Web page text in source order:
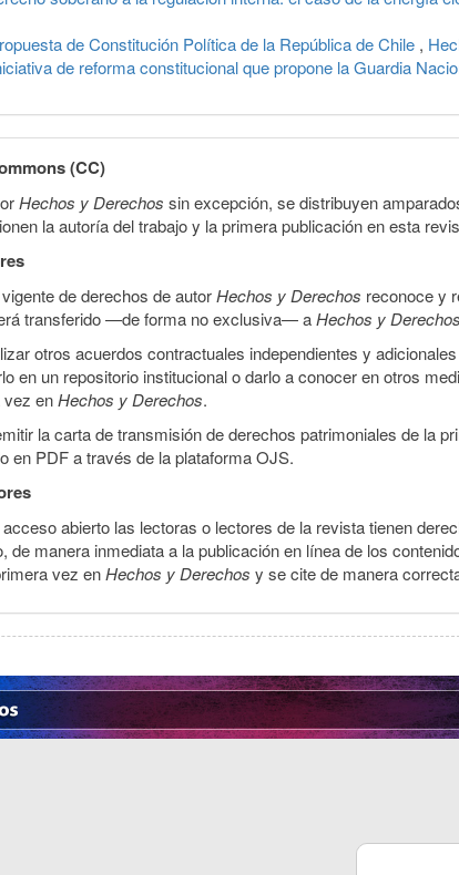
de Constitución Política de la República de Chile ,
de reforma constitucional que propone la Guardia
(CC)
Hechos y Derechos sin excepción, se distribuyen
la autoría del trabajo y la primera publicación en esta
de derechos de autorHechos y Derechos reconoce y
transferido —de forma no exclusiva— aHechos y Derechos
otros acuerdos contractuales independientes y
en un repositorio institucional o darlo a conocer en otros
vez enHechos y Derechos.
la carta de transmisión de derechos patrimoniales de la
en PDF a través de la plataforma OJS.
abierto las lectoras o lectores de la revista tienen
de manera inmediata a la publicación en línea de los
vez enHechos y Derechos y se cite de manera